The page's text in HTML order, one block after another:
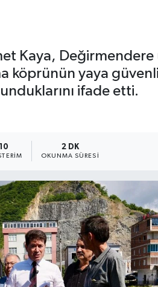
Kaya,
köprünün yaya
ifade etti.
10 2 DK
OKUNMA SÜRESI